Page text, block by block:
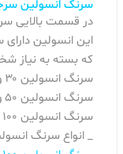
سرنگ انسولین
در قسمت بالایی
این انسولین
که بسته به نیاز
سرنگ انسولین ۳۰ واحدی
سرنگ انسولین ۵۰ واحدی
سرنگ انسولین ۱۰۰ واحدی
_ انواع سرنگ انسولین ۱۰۰